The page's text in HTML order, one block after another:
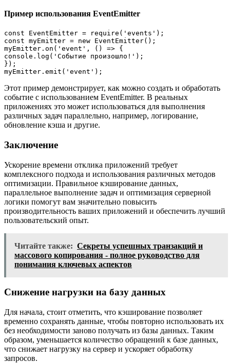
Пример использования EventEmitter
const EventEmitter = require('events');
const myEmitter = new EventEmitter();
myEmitter.on('event', () => {
console.log('Событие произошло!');
});
Этот пример демонстрирует, как можно создать и обработать
событие с использованием EventEmitter. В реальных
приложениях это может использоваться для выполнения
различных задач параллельно, например, логирование,
обновление кэша и другие.
Заключение
Ускорение времени отклика приложений требует
комплексного подхода и использования различных методов
оптимизации. Правильное кэширование данных,
параллельное выполнение задач и оптимизация серверной
логики помогут вам значительно повысить
производительность ваших приложений и обеспечить лучший
пользовательский опыт.
Читайте также: Секреты успешных транзакций и
массового копирования - полное руководство для
понимания ключевых аспектов
Снижение нагрузки на базу данных
Для начала, стоит отметить, что кэширование позволяет
временно сохранять данные, чтобы повторно использовать их
без необходимости заново получать из базы данных. Таким
образом, уменьшается количество обращений к базе данных,
что снижает нагрузку на сервер и ускоряет обработку
запросов.